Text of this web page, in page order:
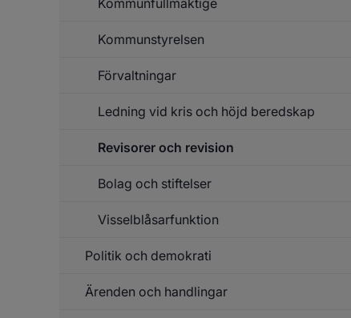
Kommunstyrelsen
Förvaltningar
Ledning vid kris och höjd beredskap
Revisorer och revision
Bolag och stiftelser
Visselblåsarfunktion
Politik och demokrati
Ärenden och handlingar